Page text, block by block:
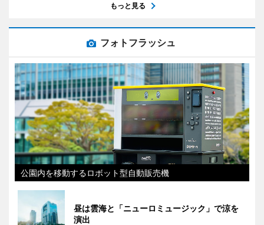
もっと見る
フォトフラッシュ
公園内を移動するロボット型自動販売機
昼は雲海と「ニューロミュージック」で涼を
演出